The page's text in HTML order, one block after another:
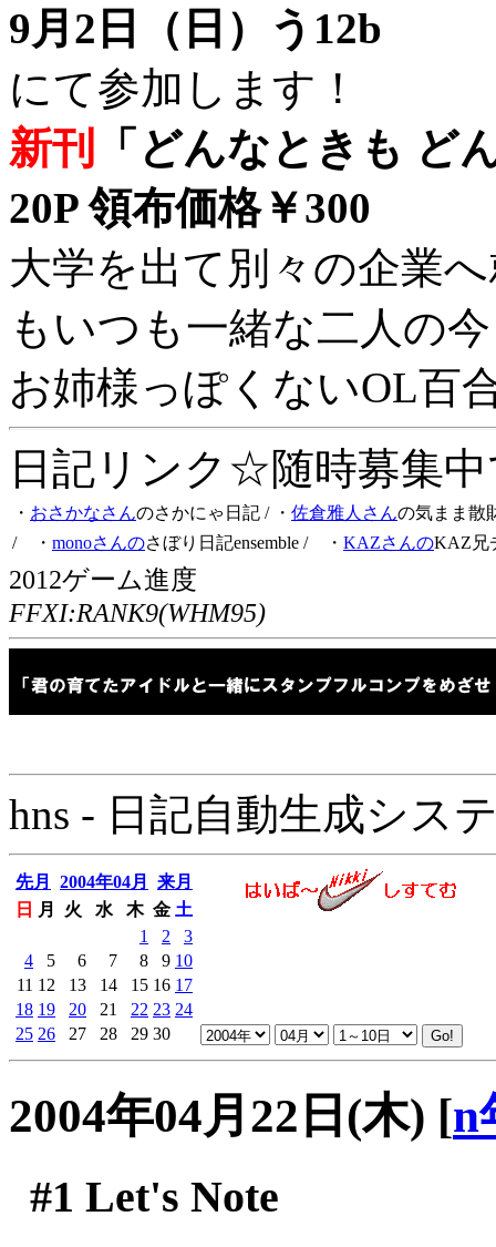
9月2日（日）う12b
にて参加します！
新刊
「どんなときも ど
20P 領布価格￥300
大学を出て別々の企業
もいつも一緒な二人の
お姉様っぽくないOL百
日記リンク☆随時募集
・ おさかなさんのさかにゃ日記 / ・ 佐倉雅人さんの気まま散
/ ・ monoさんのさぼり日記ensemble / ・ KAZさんのKAZ兄
2012ゲーム進度
FFXI:RANK9(WHM95)
hns - 日記自動生成シス
先月 2004年04月
来月
日
月 火 水 木 金 土
1
2
3
4
5 6 7 8 9 10
11 12 13 14 15 16 17
18 19 20 21 22 23 24
25 26 27 28 29 30
2004年04月22日(木) [n
#1 Let's Note